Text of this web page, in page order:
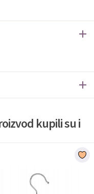
kupili su i